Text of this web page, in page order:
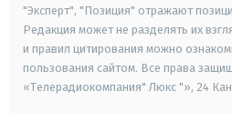
"Эксперт", "Позиция" отражают
Редакция может не разделять их
и правил цитирования можно
пользования сайтом. Все права
«Телерадиокомпания" Люкс "», 24